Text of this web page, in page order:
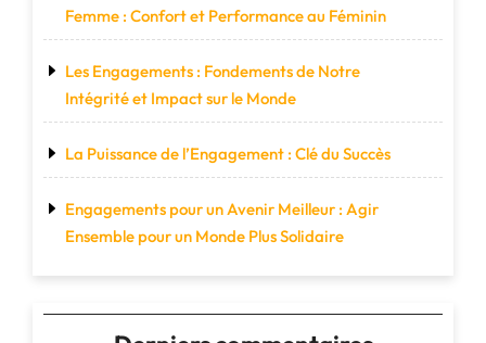
Femme : Confort et Performance au Féminin
Les Engagements : Fondements de Notre
Intégrité et Impact sur le Monde
La Puissance de l’Engagement : Clé du Succès
Engagements pour un Avenir Meilleur : Agir
Ensemble pour un Monde Plus Solidaire